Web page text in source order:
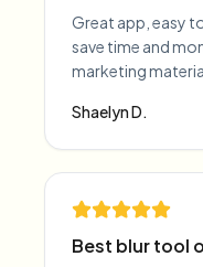
Great app, easy
save time and
marketing
Shaelyn D.
Best blur tool